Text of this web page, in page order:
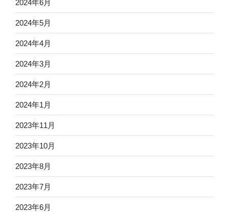
2024年6月
2024年5月
2024年4月
2024年3月
2024年2月
2024年1月
2023年11月
2023年10月
2023年8月
2023年7月
2023年6月